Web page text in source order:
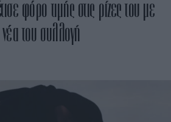
φόρο τιμής στις ρίζες του με
του συλλογή